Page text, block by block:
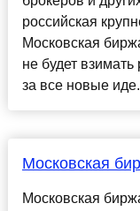
российская
Московская
не будет
за все новые
Московская
Московская